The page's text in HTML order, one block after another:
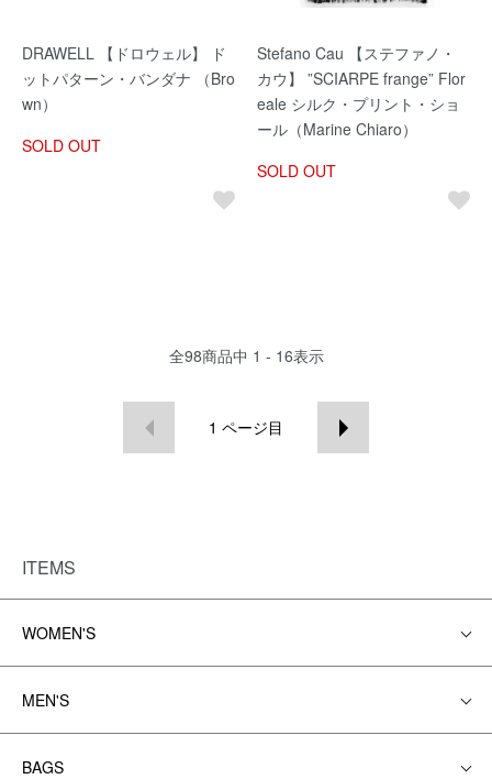
DRAWELL 【ドロウェル】 ド
ットパターン・バンダナ （Bro
wn）
SOLD OUT
Stefano Cau 【ステファノ・
カウ】 ”SCIARPE frange” Flor
eale シルク・プリント・ショ
ール（Marine Chiaro）
SOLD OUT
全98商品中 1 - 16表示
1 ページ目
ITEMS
WOMEN'S
MEN'S
BAGS